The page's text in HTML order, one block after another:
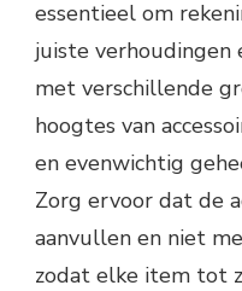
essentieel om
juiste verhoudingen
met verschillende
hoogtes van
en evenwichtig
Zorg ervoor dat de
aanvullen en niet
zodat elke item tot